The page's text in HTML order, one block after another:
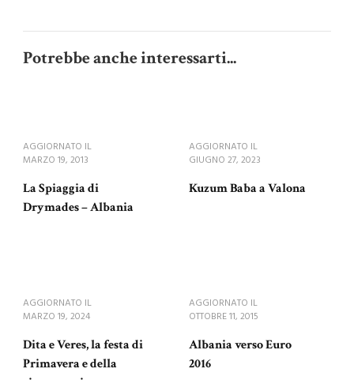
Potrebbe anche interessarti...
AGGIORNATO IL
MARZO 19, 2013
La Spiaggia di
Drymades – Albania
AGGIORNATO IL
GIUGNO 27, 2023
Kuzum Baba a Valona
AGGIORNATO IL
MARZO 19, 2024
Dita e Veres, la festa di
Primavera e della
AGGIORNATO IL
OTTOBRE 11, 2015
Albania verso Euro
2016